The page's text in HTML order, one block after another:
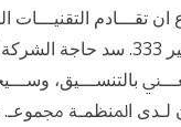
اﻟﻌـــﺮاق 165 ﻣﻦ ﻣﺠﻤﻮع ان
ﺑﺎﻟﺘﻨﺴـــﻴﻖ،
ﻟـﺪﻯ ﺍﳌﻨﻈﻤـﺔ